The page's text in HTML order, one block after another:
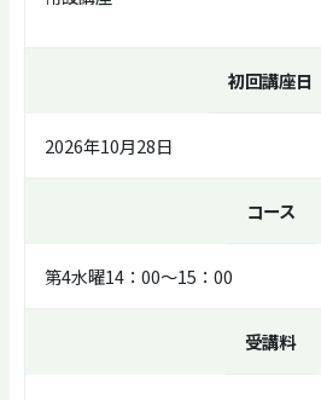
初回講座日
2026年10月28日
コース
第4水曜14：00～15：00
受講料